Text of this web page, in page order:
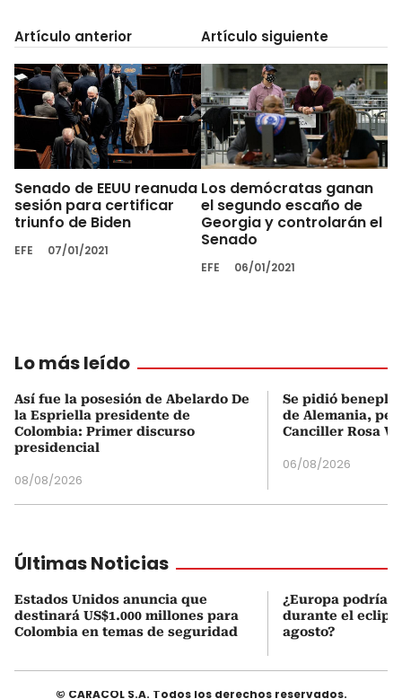
Artículo anterior
Senado de EEUU reanuda
sesión para certificar
triunfo de Biden
EFE 07/01/2021
Artículo siguiente
Los demócratas ganan
el segundo escaño de
Georgia y controlarán el
Senado
EFE 06/01/2021
Lo más leído
Así fue la posesión de Abelardo De
la Espriella presidente de
Colombia: Primer discurso
presidencial
08/08/2026
Se pidió
de Alemania,
Canciller Rosa
06/08/2026
Últimas Noticias
Estados Unidos anuncia que
destinará US$1.000 millones para
Colombia en temas de seguridad
¿Europa podría
durante el
agosto?
© CARACOL S.A. Todos los derechos reservados.